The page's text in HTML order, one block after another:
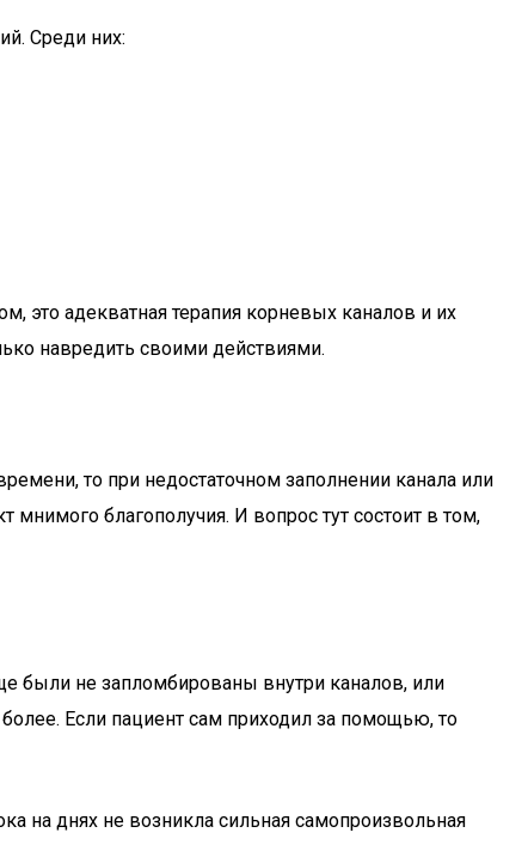
Среди них:
это адекватная терапия корневых каналов и их
навредить своими действиями.
то при недостаточном заполнении канала или
мнимого благополучия. И вопрос тут состоит в том,
были не запломбированы внутри каналов, или
Если пациент сам приходил за помощью, то
на днях не возникла сильная самопроизвольная